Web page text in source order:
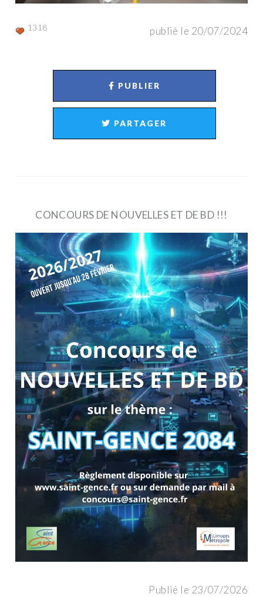
CONCOURS DE NOUVELLES ET DE BD !!!
Publié le 23/07/2026
publié le 20/07/2024
1318
PUBLIER
PARTAGER